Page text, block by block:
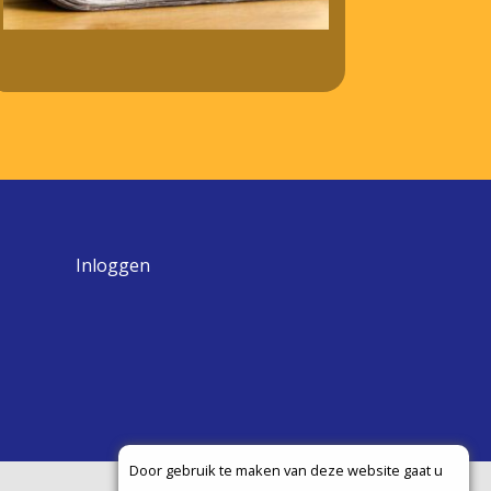
Door gebruik te maken van deze website gaat u
Inloggen